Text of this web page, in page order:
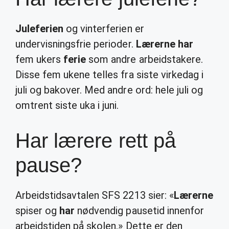
Juleferien og vinterferien er
undervisningsfrie perioder. Lærerne har
fem ukers ferie som andre arbeidstakere.
Disse fem ukene telles fra siste virkedag i
juli og bakover. Med andre ord: hele juli og
omtrent siste uka i juni.
Har lærere rett på
pause?
Arbeidstidsavtalen SFS 2213 sier: «Lærerne
spiser og har nødvendig pausetid innenfor
arbeidstiden på skolen.» Dette er den